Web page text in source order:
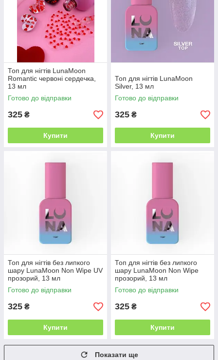
Топ для нігтів LunaMoon
Romantic червоні сердечка,
13 мл
Готово до відправки
325 ₴
Купити
Топ для нігтів LunaMoon
Silver, 13 мл
Готово до відправки
325 ₴
Купити
Топ для нігтів без липкого
шару LunaMoon Non Wipe UV
прозорий, 13 мл
Готово до відправки
325 ₴
Купити
Топ для нігтів без липкого
шару LunaMoon Non Wipe
прозорий, 13 мл
Готово до відправки
325 ₴
Купити
Показати ще